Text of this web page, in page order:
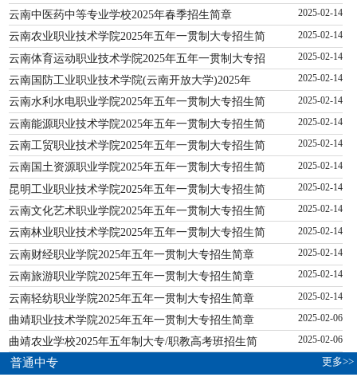
云南中医药中等专业学校2025年春季招生简章 2025-02-14
云南农业职业技术学院2025年五年一贯制大专招生简 2025-02-14
云南体育运动职业技术学院2025年五年一贯制大专招 2025-02-14
云南国防工业职业技术学院(云南开放大学)2025年 2025-02-14
云南水利水电职业学院2025年五年一贯制大专招生简 2025-02-14
云南能源职业技术学院2025年五年一贯制大专招生简 2025-02-14
云南工贸职业技术学院2025年五年一贯制大专招生简 2025-02-14
云南国土资源职业学院2025年五年一贯制大专招生简 2025-02-14
昆明工业职业技术学院2025年五年一贯制大专招生简 2025-02-14
云南文化艺术职业学院2025年五年一贯制大专招生简 2025-02-14
云南林业职业技术学院2025年五年一贯制大专招生简 2025-02-14
云南财经职业学院2025年五年一贯制大专招生简章 2025-02-14
云南旅游职业学院2025年五年一贯制大专招生简章 2025-02-14
云南轻纺职业学院2025年五年一贯制大专招生简章 2025-02-14
曲靖职业技术学院2025年五年一贯制大专招生简章 2025-02-06
曲靖农业学校2025年五年制大专/职教高考班招生简 2025-02-06
普通中专 更多>>